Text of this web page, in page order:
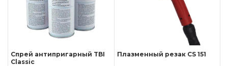
Спрей антипригарный TBI
Classic
Плазменный резак CS 151